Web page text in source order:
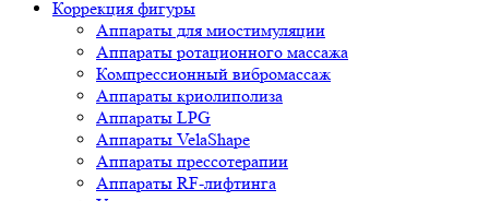
Коррекция фигуры
Аппараты для миостимуляции
Аппараты ротационного массажа
Компрессионный вибромассаж
Аппараты криолиполиза
Аппараты LPG
Аппараты VelaShape
Аппараты прессотерапии
Аппараты RF-лифтинга